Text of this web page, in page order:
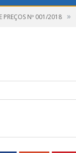
PREÇOS Nº 001/2018 »